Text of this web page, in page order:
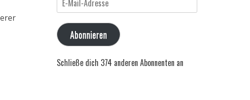
Mail-
Adresse
Abonnieren
Schließe dich 374 anderen Abonnenten an